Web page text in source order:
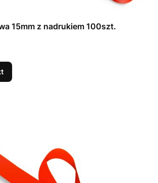
15mm z nadrukiem 100szt.